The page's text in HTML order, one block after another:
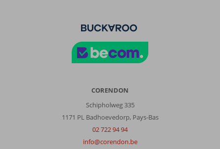
CORENDON
Schipholweg 335
1171 PL Badhoevedorp, Pays-Bas
02 722 94 94
info@corendon.be